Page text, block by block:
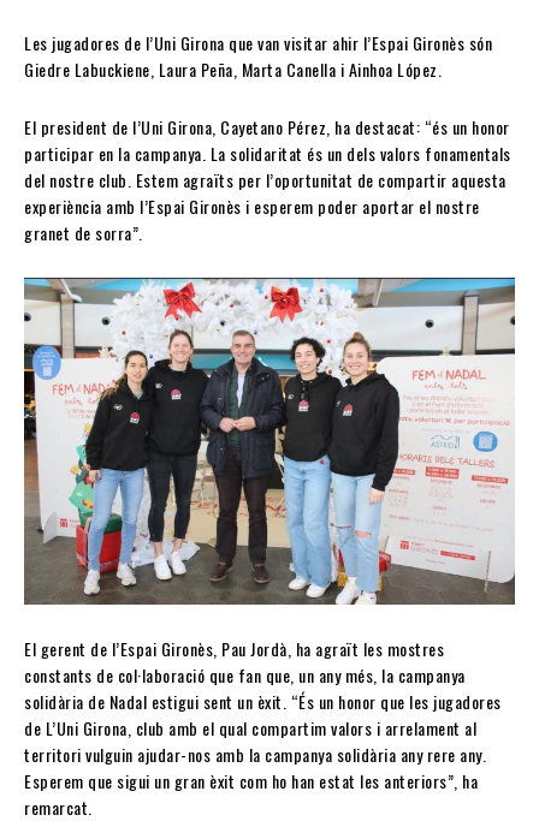
Les jugadores de l’Uni Girona que van visitar ahir l’Espai Gironès són
Giedre Labuckiene, Laura Peña, Marta Canella i Ainhoa López.
El president de l’Uni Girona, Cayetano Pérez, ha destacat: “és un honor
participar en la campanya. La solidaritat és un dels valors fonamentals
del nostre club. Estem agraïts per l’oportunitat de compartir aquesta
experiència amb l’Espai Gironès i esperem poder aportar el nostre
granet de sorra”.
El gerent de l’Espai Gironès, Pau Jordà, ha agraït les mostres
constants de col·laboració que fan que, un any més, la campanya
solidària de Nadal estigui sent un èxit. “És un honor que les jugadores
de L’Uni Girona, club amb el qual compartim valors i arrelament al
territori vulguin ajudar-nos amb la campanya solidària any rere any.
Esperem que sigui un gran èxit com ho han estat les anteriors”, ha
remarcat.